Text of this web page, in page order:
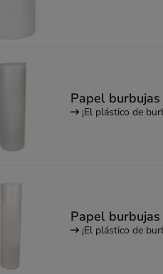
Papel
¡El plástico de
Papel
¡El plástico de